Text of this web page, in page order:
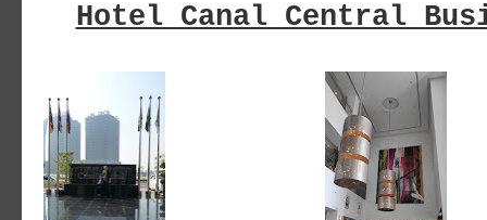
Hotel Canal Central